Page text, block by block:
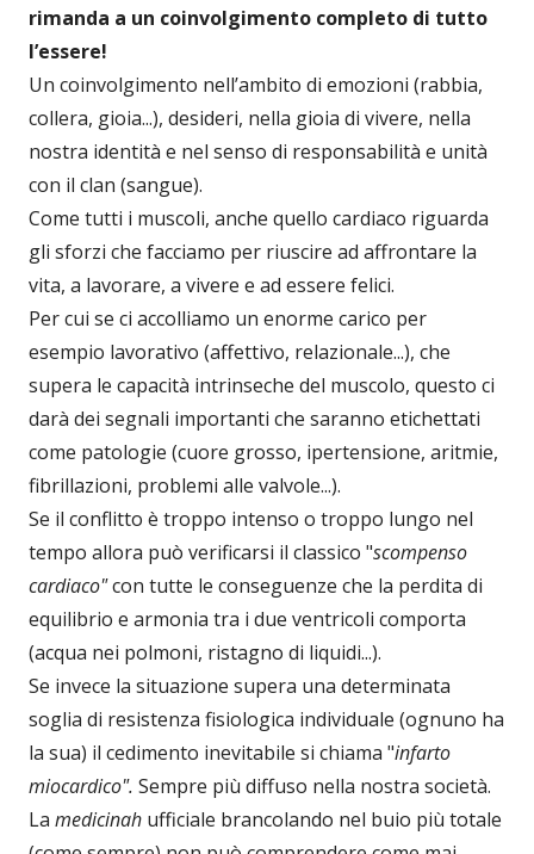
rimanda a un coinvolgimento completo di tutto
l’essere!
Un coinvolgimento nell’ambito di emozioni (rabbia,
collera, gioia...), desideri, nella gioia di vivere, nella
nostra identità e nel senso di responsabilità e unità
con il clan (sangue).
Come tutti i muscoli, anche quello cardiaco riguarda
gli sforzi che facciamo per riuscire ad affrontare la
vita, a lavorare, a vivere e ad essere felici.
Per cui se ci accolliamo un enorme carico per
esempio lavorativo (affettivo, relazionale...), che
supera le capacità intrinseche del muscolo, questo ci
darà dei segnali importanti che saranno etichettati
come patologie (cuore grosso, ipertensione, aritmie,
fibrillazioni, problemi alle valvole...).
Se il conflitto è troppo intenso o troppo lungo nel
tempo allora può verificarsi il classico "scompenso
cardiaco"con tutte le conseguenze che la perdita di
equilibrio e armonia tra i due ventricoli comporta
(acqua nei polmoni, ristagno di liquidi...).
Se invece la situazione supera una determinata
soglia di resistenza fisiologica individuale (ognuno ha
la sua) il cedimento inevitabile si chiama "infarto
miocardico". Sempre più diffuso nella nostra società.
La medicinah ufficiale brancolando nel buio più totale